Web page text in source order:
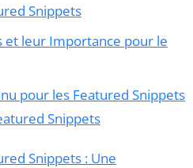
Snippets
et leur Importance pour le
pour les Featured Snippets
Snippets
Snippets : Une